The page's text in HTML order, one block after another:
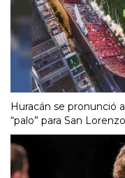
Huracán se pronunció
“palo” para San Lorenzo